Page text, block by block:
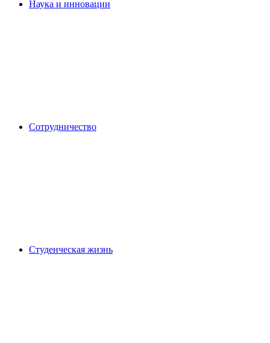
Наука и инновации
Сотрудничество
Студенческая жизнь